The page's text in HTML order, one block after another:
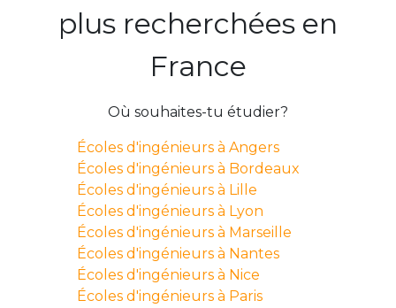
plus recherchées en
France
Où souhaites-tu étudier?
Écoles d'ingénieurs à Angers
Écoles d'ingénieurs à Bordeaux
Écoles d'ingénieurs à Lille
Écoles d'ingénieurs à Lyon
Écoles d'ingénieurs à Marseille
Écoles d'ingénieurs à Nantes
Écoles d'ingénieurs à Nice
Écoles d'ingénieurs à Paris